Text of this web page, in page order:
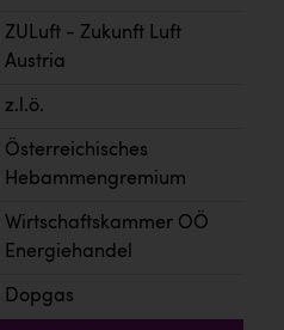
ZULuft - Zukunft Luft
Austria
z.l.ö.
Österreichisches
Hebammengremium
Wirtschaftskammer OÖ
Energiehandel
Dopgas